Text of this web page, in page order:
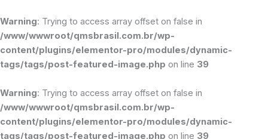
Warning: Trying to access array offset on false in
/www/wwwroot/qmsbrasil.com.br/wp-
content/plugins/elementor-pro/modules/dynamic-
tags/tags/post-featured-image.php on line 39
Warning: Trying to access array offset on false in
/www/wwwroot/qmsbrasil.com.br/wp-
content/plugins/elementor-pro/modules/dynamic-
tags/tags/post-featured-image.php on line 39
para
o
conteúdo